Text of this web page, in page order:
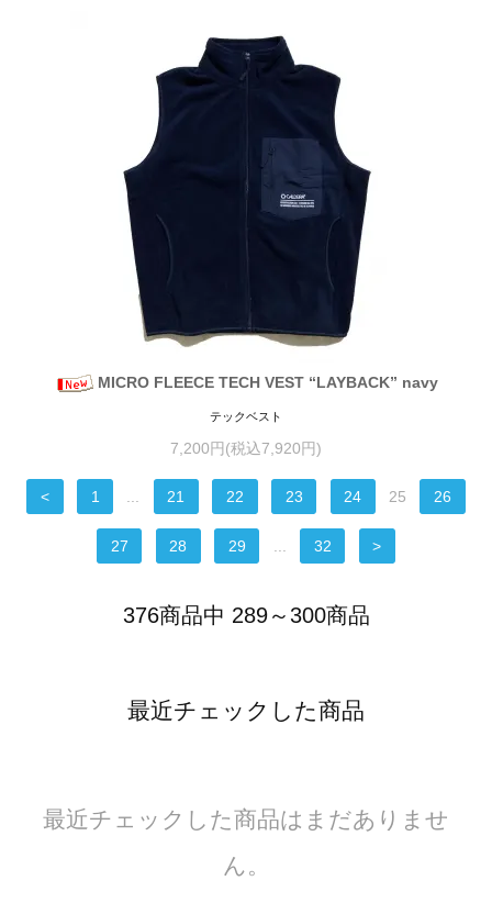
MICRO FLEECE TECH VEST “LAYBACK” navy
テックベスト
7,200円(税込7,920円)
< 1 21 22 23 24 25 26
27 28 29 32 >
376商品中 289～300商品
最近チェックした商品
最近チェックした商品はまだありませ
ん。